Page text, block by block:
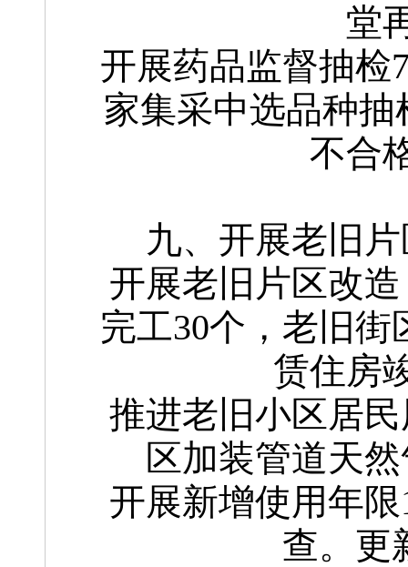
堂
开展药品监督抽检
家集采中选品种抽
不合
九、开展老旧
开展老旧片区改
完工30个，老旧
赁住房
推进老旧小区居
区加装管道天
开展新增使用年
查。更